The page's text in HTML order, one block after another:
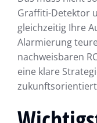
Graffiti-Detektor
gleichzeitig Ihre
Alarmierung
nachweisbaren
eine klare